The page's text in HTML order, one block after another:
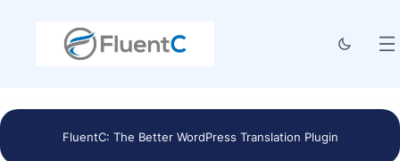
FluentC: The Better WordPress Translation Plugin